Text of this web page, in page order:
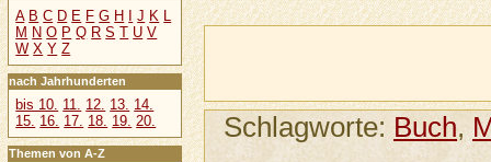
Schlagworte: Buch,
A B C D E F G H J K L
M N O P Q R S T U V
W X Y Z
nach Jahrhunderten
bis 10. 11. 12. 13. 14.
15. 16. 17. 18. 19. 20.
Themen von A-Z